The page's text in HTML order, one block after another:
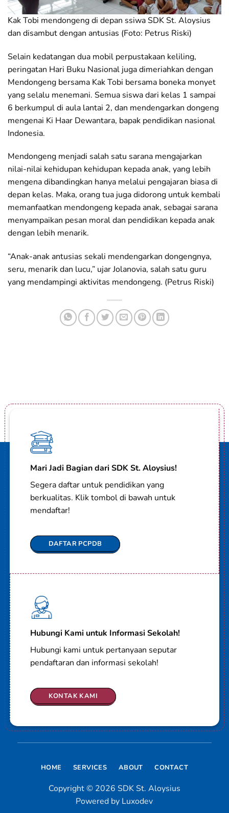
Kak Tobi mendongeng di depan ssiwa SDK St. Aloysius
dan disambut dengan antusias (Foto: Petrus Riski)
Selain kedatangan dua mobil perpustakaan keliling,
peringatan Hari Buku Nasional juga dimeriahkan dengan
Mendongeng bersama Kak Tobi bersama boneka monyet
yang selalu menemani. Semua siswa dari kelas 1 sampai
6 berkumpul di aula lantai 2, dan mendengarkan dongeng
mengenai Ki Haar Dewantara, bapak pendidikan nasional
Indonesia.
Mendongeng menjadi salah satu sarana mengajarkan
nilai-nilai kehidupan kehidupan kepada anak, yang lebih
mengena dibandingkan hanya melalui pengajaran biasa di
depan kelas. Maka, orang tua juga didorong untuk kembali
memanfaatkan mendongeng kepada anak, sebagai sarana
menyampaikan pesan moral dan pendidikan kepada anak
dengan lebih menarik.
“Anak-anak antusias sekali mendengarkan dongengnya,
seru, menarik dan lucu,” ujar Jolanovia, salah satu guru
yang mendampingi aktivitas mendongeng. (Petrus Riski)
Mari Jadi Bagian dari SDK St. Aloysius!
Segera daftar untuk pendidikan yang
berkualitas. Klik tombol di bawah untuk
mendaftar!
DAFTAR PCPDB
Hubungi Kami untuk Informasi Sekolah!
Hubungi kami untuk pertanyaan seputar
pendaftaran dan informasi sekolah!
KONTAK KAMI
Copyright © 2026 SDK St. Aloysius
Powered by Luxodev
HOME SERVICES ABOUT CONTACT